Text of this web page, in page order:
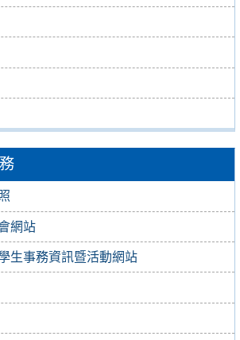
網站
生事務資訊暨活動網站